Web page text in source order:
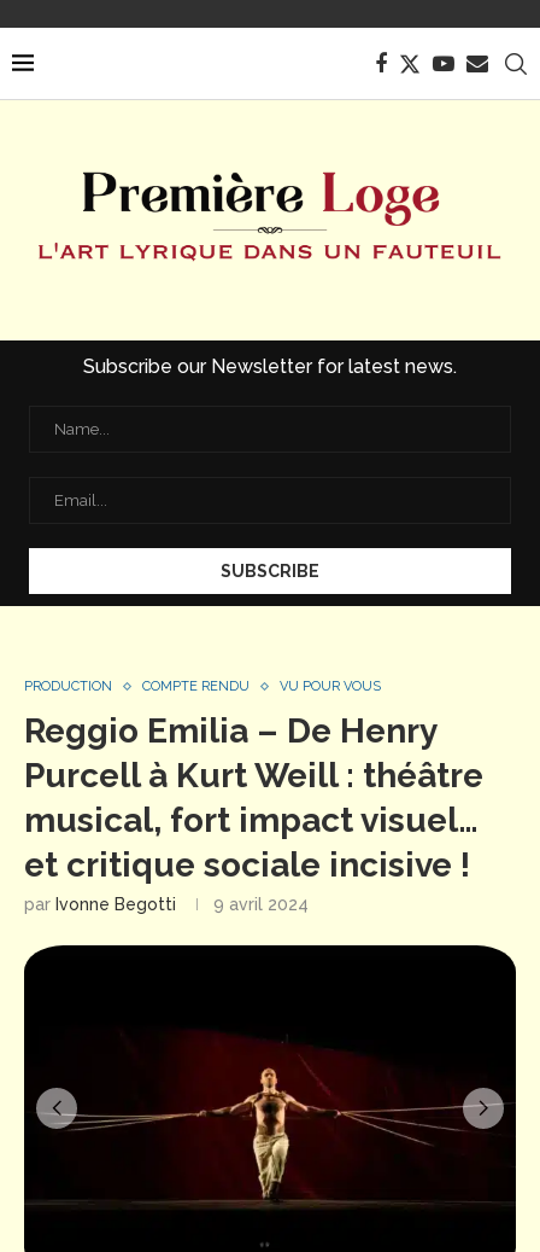
Subscribe our Newsletter for latest news.
PRODUCTION COMPTE RENDU VU POUR VOUS
Reggio Emilia – De Henry
Purcell à Kurt Weill : théâtre
musical, fort impact visuel…
et critique sociale incisive !
par Ivonne Begotti 9 avril 2024